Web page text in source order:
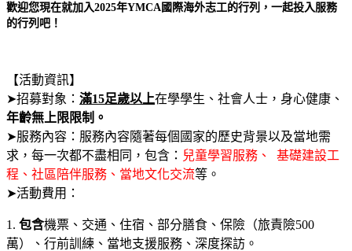
歡迎您現在就加入2025年YMCA國際海外志工的行列，一起投入服務
的行列吧！
【活動資訊】
➤招募對象： 滿15足歲以上在學學生、社會人士，身心健康、
年齡無上限限制。
➤服務內容：服務內容隨著每個國家的歷史背景以及當地需
求，每一次都不盡相同，包含： 兒童學習服務、 基礎建設工
程、社區陪伴服務、當地文化交流等。
➤活動費用：
1. 包含機票、交通、住宿、部分膳食、保險（旅責險500
萬）、行前訓練、當地支援服務、深度探訪。